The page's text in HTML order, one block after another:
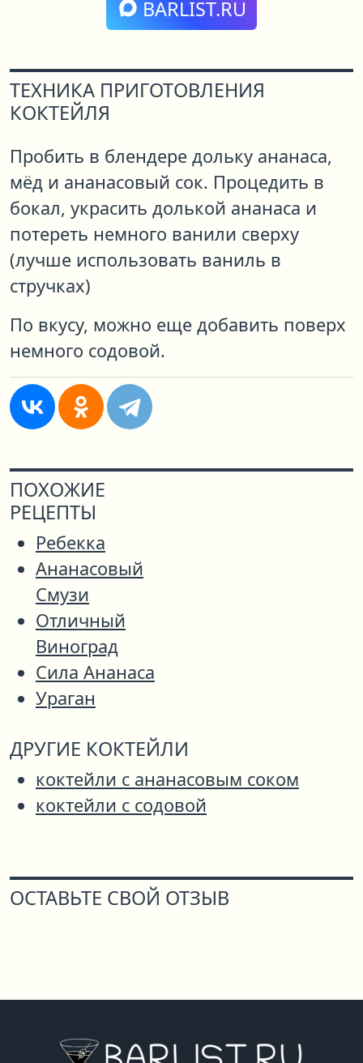
BARLIST.RU
ТЕХНИКА ПРИГОТОВЛЕНИЯ
КОКТЕЙЛЯ
Пробить в блендере дольку ананаса,
мёд и ананасовый сок. Процедить в
бокал, украсить долькой ананаса и
потереть немного ванили сверху
(лучше использовать ваниль в
стручках)
По вкусу, можно еще добавить поверх
немного содовой.
ПОХОЖИЕ
РЕЦЕПТЫ
Ребекка
Ананасовый
Смузи
Отличный
Виноград
Сила Ананаса
Ураган
ДРУГИЕ КОКТЕЙЛИ
коктейли с ананасовым соком
коктейли с содовой
ОСТАВЬТЕ СВОЙ ОТЗЫВ